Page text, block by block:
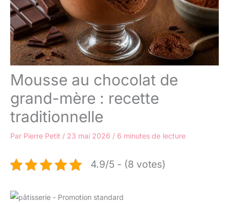
Mousse au chocolat de
grand-mère : recette
traditionnelle
Par Pierre Petit / 23 mai 2026 / 6 minutes de lecture
4.9/5 - (8 votes)